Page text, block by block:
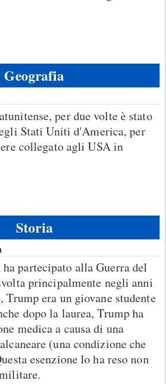
Geografia
per due volte è stato
Stati Uniti d'America, per
collegato agli USA in
Storia
partecipato alla Guerra del
principalmente negli anni
Trump era un giovane studente
dopo la laurea, Trump ha
medica a causa di una
(una condizione che
esenzione lo ha reso non